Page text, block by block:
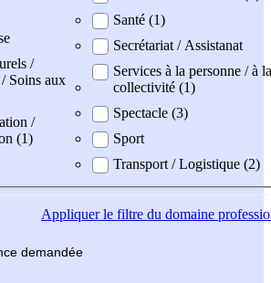
/
Soins aux
/
(1)
Santé (1)
Secrétariat / Assistanat
Services à la personne / à la
collectivité (1)
Spectacle (3)
Sport
Transport / Logistique (2)
Appliquerle filtre du domaine
demandée